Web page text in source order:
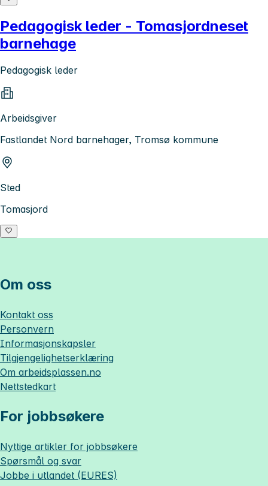
Pedagogisk leder - Tomasjordneset
barnehage
Pedagogisk leder
Arbeidsgiver
Fastlandet Nord barnehager, Tromsø kommune
Sted
Tomasjord
Om oss
Kontakt oss
Personvern
Informasjonskapsler
Tilgjengelighetserklæring
Om arbeidsplassen.no
Nettstedkart
For jobbsøkere
Nyttige artikler for jobbsøkere
Spørsmål og svar
Jobbe i utlandet (EURES)